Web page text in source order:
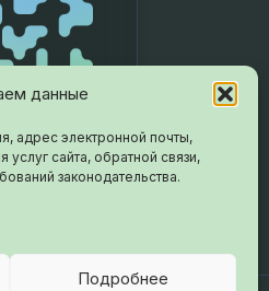
данные
адрес электронной почты,
сайта, обратной связи,
законодательства.
Подробнее